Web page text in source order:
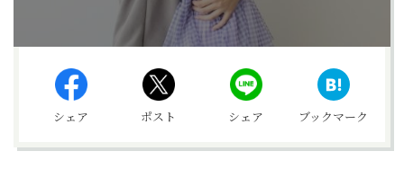
シェア ポスト シェア ブックマーク